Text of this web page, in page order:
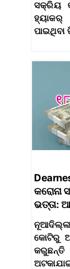
ସକ୍ରିୟ
ହ୍ୟାକର୍‌
କରୋନା
ଭତ୍ତା:
କୋଟିରୁ